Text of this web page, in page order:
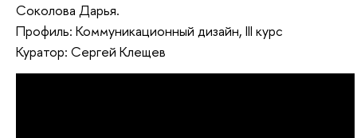
Соколова Дарья.
Профиль: Коммуникационный дизайн, III курс
Куратор: Сергей Клещев